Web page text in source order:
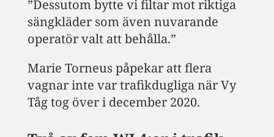
”Dessutom bytte vi filtar mot riktiga
sängkläder som även nuvarande
operatör valt att behålla.”
Marie Torneus påpekar att flera
vagnar inte var trafikdugliga när Vy
Tåg tog över i december 2020.